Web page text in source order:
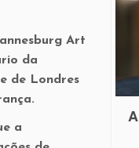
Art
da
de Londres
a